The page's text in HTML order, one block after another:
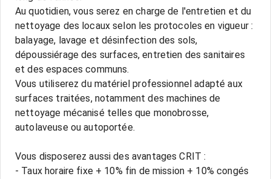
Au quotidien, vous serez en charge de l'entretien et du
nettoyage des locaux selon les protocoles en vigueur :
balayage, lavage et désinfection des sols,
dépoussiérage des surfaces, entretien des sanitaires
et des espaces communs.
Vous utiliserez du matériel professionnel adapté aux
surfaces traitées, notamment des machines de
nettoyage mécanisé telles que monobrosse,
autolaveuse ou autoportée.
Vous disposerez aussi des avantages CRIT :
- Taux horaire fixe + 10% fin de mission + 10% congés